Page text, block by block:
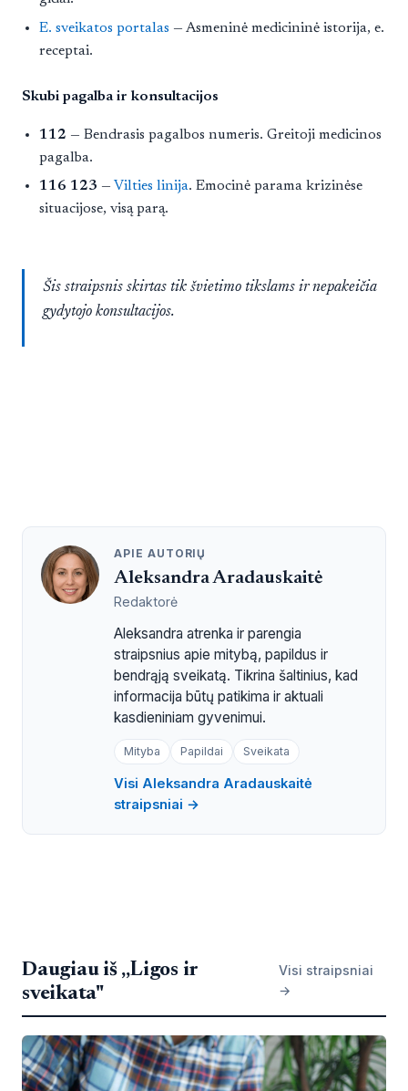
E. sveikatos portalas — Asmeninė medicininė istorija, e.
receptai.
Skubi pagalba ir konsultacijos
112 — Bendrasis pagalbos numeris. Greitoji medicinos
pagalba.
116 123 — Vilties linija. Emocinė parama krizinėse
situacijose, visą parą.
Šis straipsnis skirtas tik švietimo tikslams ir nepakeičia
gydytojo konsultacijos.
APIE AUTORIŲ
Aleksandra Aradauskaitė
Redaktorė
Aleksandra atrenka ir parengia
straipsnius apie mitybą, papildus ir
bendrąją sveikatą. Tikrina šaltinius, kad
informacija būtų patikima ir aktuali
kasdieniniam gyvenimui.
Mityba Papildai Sveikata
Visi Aleksandra Aradauskaitė
straipsniai →
Daugiau iš „Ligos ir
sveikata"
Visi straipsniai
→